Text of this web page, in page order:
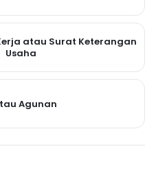
atau Surat Keterangan
Usaha
Agunan